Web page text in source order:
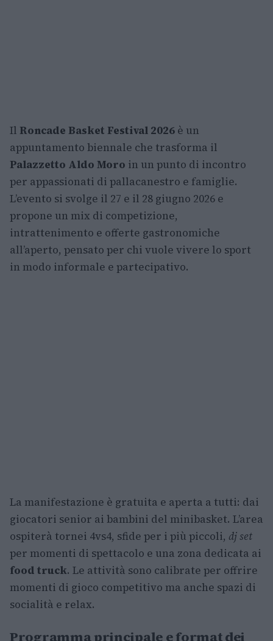
Il Roncade Basket Festival 2026 è un
appuntamento biennale che trasforma il
Palazzetto Aldo Moro in un punto di incontro
per appassionati di pallacanestro e famiglie.
L’evento si svolge il 27 e il 28 giugno 2026 e
propone un mix di competizione,
intrattenimento e offerte gastronomiche
all’aperto, pensato per chi vuole vivere lo sport
in modo informale e partecipativo.
La manifestazione è gratuita e aperta a tutti: dai
giocatori senior ai bambini del minibasket. L’area
ospiterà tornei 4vs4, sfide per i più piccoli, dj set
per momenti di spettacolo e una zona dedicata ai
food truck. Le attività sono calibrate per offrire
momenti di gioco competitivo ma anche spazi di
socialità e relax.
Programma principale e format dei